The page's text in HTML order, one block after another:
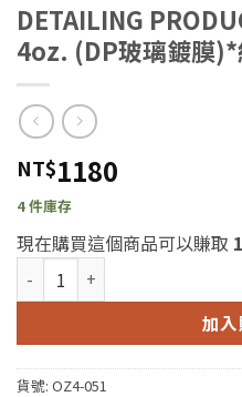
DETAILING
4oz. (DP玻璃鍍膜
NT$1180
4 件庫存
現在購買這個商品可以賺取
DETAILING PRODUCTS
加
貨號: OZ4-051